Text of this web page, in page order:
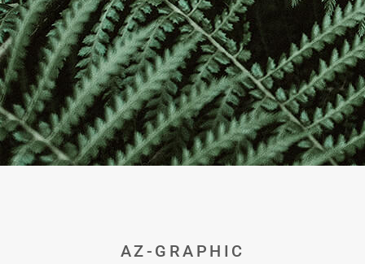
AZ-GRAPHIC